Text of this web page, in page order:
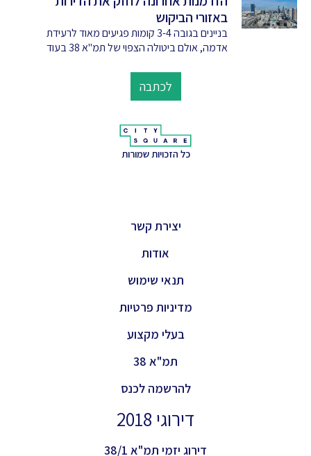
באזורי הביקוש
בניינים בגובה 3-4 קומות פגיעים מאוד לרעידת
אדמה, אולם ביטולה הצפוי של תמ"א 38 בעוד
לכתבה
כל הזכויות שמורות
יצירת קשר
אודות
תנאי שימוש
מדיניות פרטיות
בעלי מקצוע
תמ"א 38
להרשמה לכנס
דירוגי 2018
דירוג יזמי תמ"א 38/1